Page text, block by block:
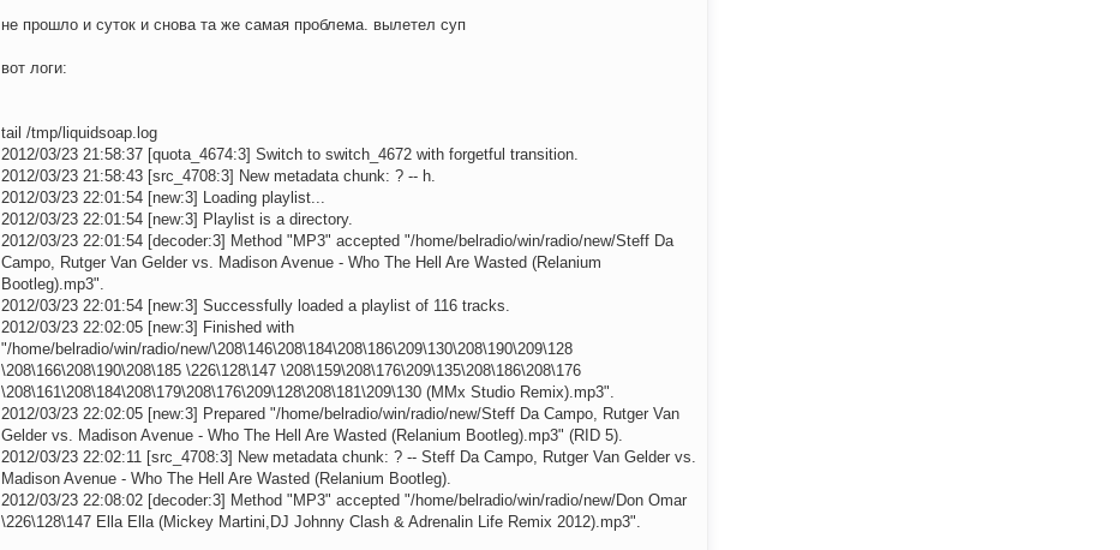
не прошло и суток и снова та же самая проблема. вылетел суп
вот логи:
tail /tmp/liquidsoap.log
2012/03/23 21:58:37 [quota_4674:3] Switch to switch_4672 with forgetful transition.
2012/03/23 21:58:43 [src_4708:3] New metadata chunk: ? -- h.
2012/03/23 22:01:54 [new:3] Loading playlist...
2012/03/23 22:01:54 [new:3] Playlist is a directory.
2012/03/23 22:01:54 [decoder:3] Method "MP3" accepted "/home/belradio/win/radio/new/Steff Da
Campo, Rutger Van Gelder vs. Madison Avenue - Who The Hell Are Wasted (Relanium
Bootleg).mp3".
2012/03/23 22:01:54 [new:3] Successfully loaded a playlist of 116 tracks.
2012/03/23 22:02:05 [new:3] Finished with
"/home/belradio/win/radio/new/\208\146\208\184\208\186\209\130\208\190\209\128
\208\166\208\190\208\185 \226\128\147 \208\159\208\176\209\135\208\186\208\176
\208\161\208\184\208\179\208\176\209\128\208\181\209\130 (MMx Studio Remix).mp3".
2012/03/23 22:02:05 [new:3] Prepared "/home/belradio/win/radio/new/Steff Da Campo, Rutger Van
Gelder vs. Madison Avenue - Who The Hell Are Wasted (Relanium Bootleg).mp3" (RID 5).
2012/03/23 22:02:11 [src_4708:3] New metadata chunk: ? -- Steff Da Campo, Rutger Van Gelder vs.
Madison Avenue - Who The Hell Are Wasted (Relanium Bootleg).
2012/03/23 22:08:02 [decoder:3] Method "MP3" accepted "/home/belradio/win/radio/new/Don Omar
\226\128\147 Ella Ella (Mickey Martini,DJ Johnny Clash & Adrenalin Life Remix 2012).mp3".